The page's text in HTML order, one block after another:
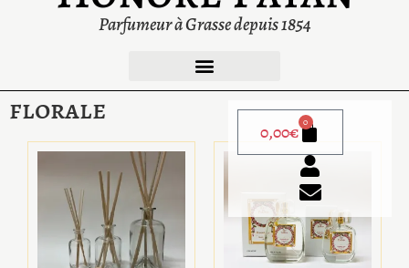
Parfumeur à Grasse depuis 1854
0,00€ 0
florale